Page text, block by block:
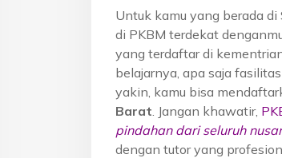
Untuk kamu yang berada
di PKBM terdekat
yang terdaftar di
belajarnya, apa saja
yakin, kamu bisa
Barat . Jangan khawatir,
pindahan dari seluruh
dengan tutor yang